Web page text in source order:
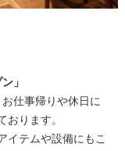
」
仕事帰りや休日に
おります。
イテムや設備にもこ